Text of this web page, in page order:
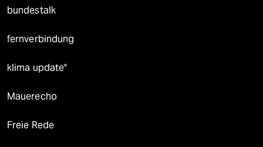
bundestalk
fernverbindung
klima update°
Mauerecho
Freie Rede